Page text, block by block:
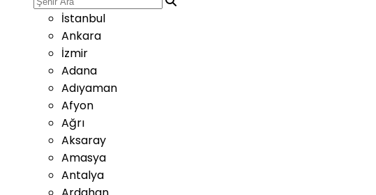
İstanbul
Ankara
İzmir
Adana
Adıyaman
Afyon
Ağrı
Aksaray
Amasya
Antalya